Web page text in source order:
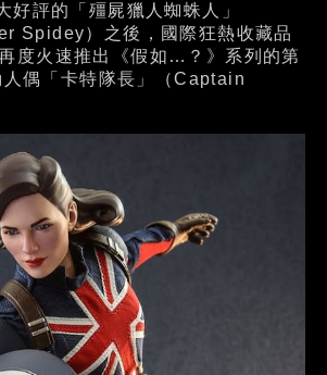
好評的「殭屍獵人蜘蛛人」
Spidey）之後，國際狂熱收藏品
度火速推出《假如…？》系列的第
偶「卡特隊長」（Captain